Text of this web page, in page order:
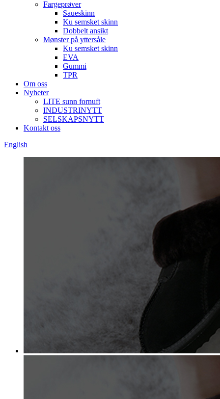
Fargeprøver
Saueskinn
Ku semsket skinn
Dobbelt ansikt
Mønster på yttersåle
Ku semsket skinn
EVA
Gummi
TPR
Om oss
Nyheter
LITE sunn fornuft
INDUSTRINYTT
SELSKAPSNYTT
Kontakt oss
English